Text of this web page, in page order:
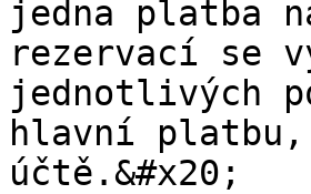
jedna platba
rezervací se
jednotlivých
hlavní platbu,
účtě.&#x20;